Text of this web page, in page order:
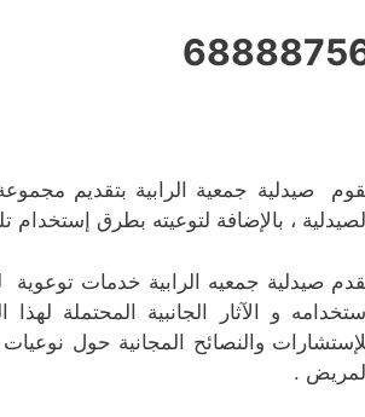
صيدلية جمعية الرابية بتقديم
الصيدلية ، بالإضافة لتوعيته بطرق إستخدام
صيدلية جمعيه الرابية خدمات
و الآثار الجانبية المحتملة
والنصائح المجانية حول
.